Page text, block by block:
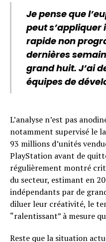
Je pense que
peut s’appliquer
rapide non
dernières
grand huit. J’ai
équipes de
L’analyse n’est pas
notamment supervisé le
93 millions d’unités
PlayStation avant de
régulièrement montré
du secteur, estimant en
indépendants par de
diluer leur créativité, le
“ralentissant” à mesure
Reste que la situation